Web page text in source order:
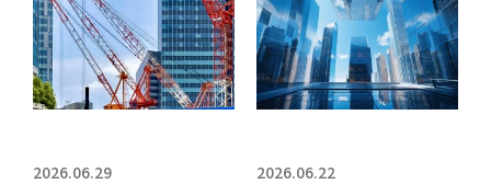
2026.06.29 2026.06.22